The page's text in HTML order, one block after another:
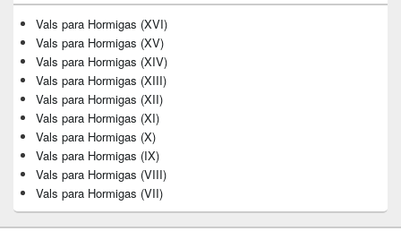
Vals para Hormigas (XVI)
Vals para Hormigas (XV)
Vals para Hormigas (XIV)
Vals para Hormigas (XIII)
Vals para Hormigas (XII)
Vals para Hormigas (XI)
Vals para Hormigas (X)
Vals para Hormigas (IX)
Vals para Hormigas (VIII)
Vals para Hormigas (VII)